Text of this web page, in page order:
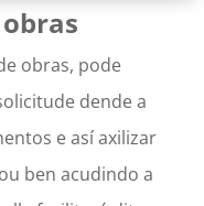
obras, pode
dende a
e así axilizar
ben acudindo a